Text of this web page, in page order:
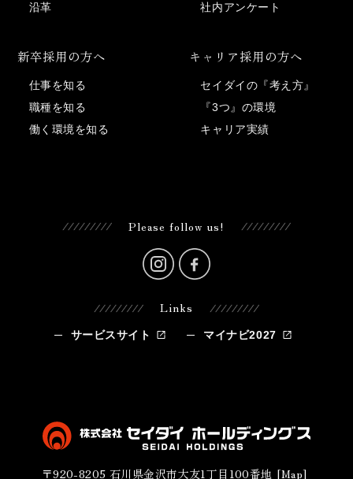
沿革
社内アンケート
新卒採用の方へ
仕事を知る
職種を知る
働く環境を知る
キャリア採用の方へ
セイダイの『考え方』
『3つ』の環境
キャリア実績
Links
サービスサイト マイナビ2027
Please follow us!
〒920-8205 石川県金沢市大友1丁目100番地 [Map]